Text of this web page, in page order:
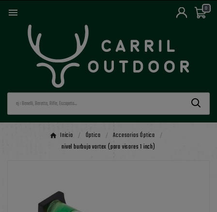
 0
Inicio Óptica
Accesorios Óptica
nivel burbuja vortex (para visores 1 inch)